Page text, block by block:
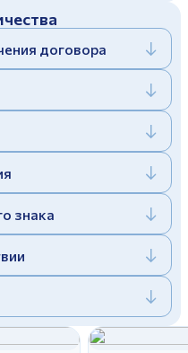
договора
знака